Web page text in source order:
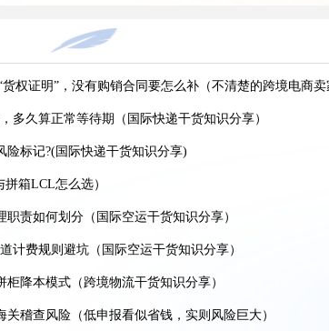
?(国际快递干货知识分享)
核算?(国际快递干货知识分享)
派送吗（国际快递干货知识分享）
别（国际快递干货知识分享）
运更合适?(国际空运干货知识分享)
?(国际空运干货知识分享)
放行?(国际空运干货知识分享)
差别在哪?(不清楚的外贸人看过来)
虚高报价?(国际空运干货知识分享)
权证明”，没有购销合同要怎么补（不清楚的跨境电商卖
多久算正常等待期（国际快递干货知识分享）
险标记?(国际快递干货知识分享)
箱LCL怎么选）
责如何划分（国际空运干货知识分享）
计费规则避坑（国际空运干货知识分享）
降本模式（跨境物流干货知识分享）
稽查风险（低申报看似省钱，实则风险巨大）